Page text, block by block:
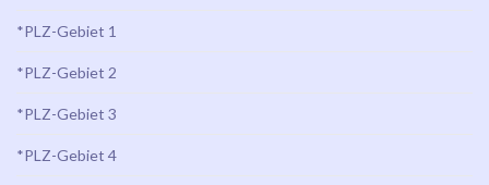
*PLZ-Gebiet 1
*PLZ-Gebiet 2
*PLZ-Gebiet 3
*PLZ-Gebiet 4